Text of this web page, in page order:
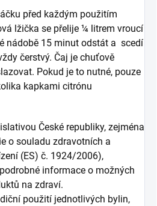
před každým použitím
lžička se přelije ¼ litrem vroucí
nádobě 15 minut odstát a scedí
čerstvý. Čaj je chuťově
Pokud je to nutné, pouze
kapkami citrónu
České republiky, zejména
o souladu zdravotních a
(ES) č. 1924/2006),
informace o možných
na zdraví.
použití jednotlivých bylin,